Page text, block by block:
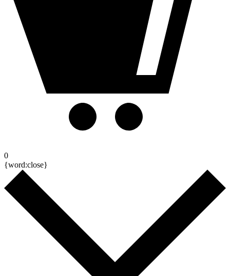
0
{word:close}